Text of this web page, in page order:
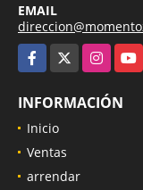
EMAIL
Facebook
Instagram
INFORMACIÓN
Inicio
Ventas
arrendar